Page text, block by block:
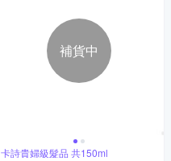
補貨中
卡詩貴婦級髮品 共150ml